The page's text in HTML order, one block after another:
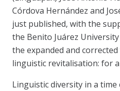
Córdova Hernández and
just published, with the
the Benito Juárez University
the expanded and
linguistic revitalisation: for
Linguistic diversity in a time